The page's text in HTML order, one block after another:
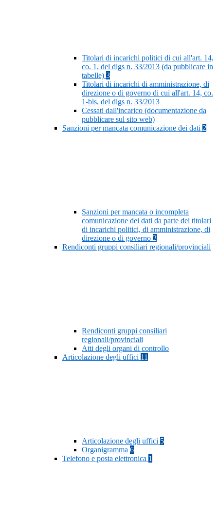
Titolari di incarichi politici di cui all'art. 14,
co. 1, del dlgs n. 33/2013 (da pubblicare in
tabelle) 3
Titolari di incarichi di amministrazione, di
direzione o di governo di cui all'art. 14, co.
1-bis, del dlgs n. 33/2013
Cessati dall'incarico (documentazione da
pubblicare sul sito web)
Sanzioni per mancata comunicazione dei dati 2
Sanzioni per mancata o incompleta
comunicazione dei dati da parte dei titolari
di incarichi politici, di amministrazione, di
direzione o di governo 2
Rendiconti gruppi consiliari regionali/provinciali
Rendiconti gruppi consiliari
regionali/provinciali
Atti degli organi di controllo
Articolazione degli uffici 11
Articolazione degli uffici 5
Organigramma 6
Telefono e posta elettronica 1